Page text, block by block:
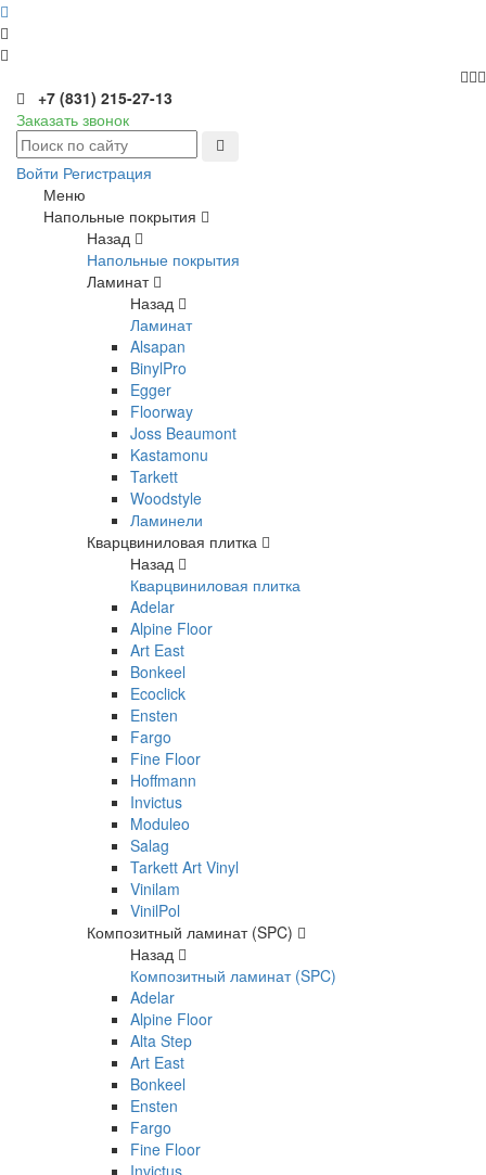
+7 (831) 215-27-13
Заказать звонок
Войти Регистрация
Меню
Напольные покрытия
Назад
Напольные покрытия
Ламинат
Назад
Ламинат
Alsapan
BinylPro
Egger
Floorway
Joss Beaumont
Kastamonu
Tarkett
Woodstyle
Ламинели
Кварцвиниловая плитка
Назад
Кварцвиниловая плитка
Adelar
Alpine Floor
Art East
Bonkeel
Ecoclick
Ensten
Fargo
Fine Floor
Hoffmann
Invictus
Moduleo
Salag
Tarkett Art Vinyl
Vinilam
VinilPol
Композитный ламинат (SPC)
Назад
Композитный ламинат (SPC)
Adelar
Alpine Floor
Alta Step
Art East
Bonkeel
Ensten
Fargo
Fine Floor